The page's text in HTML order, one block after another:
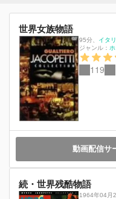
世界女族物語
95分
イタ
ジャンル：
119
動画配信サ
続・世界残酷物語
1964年04月